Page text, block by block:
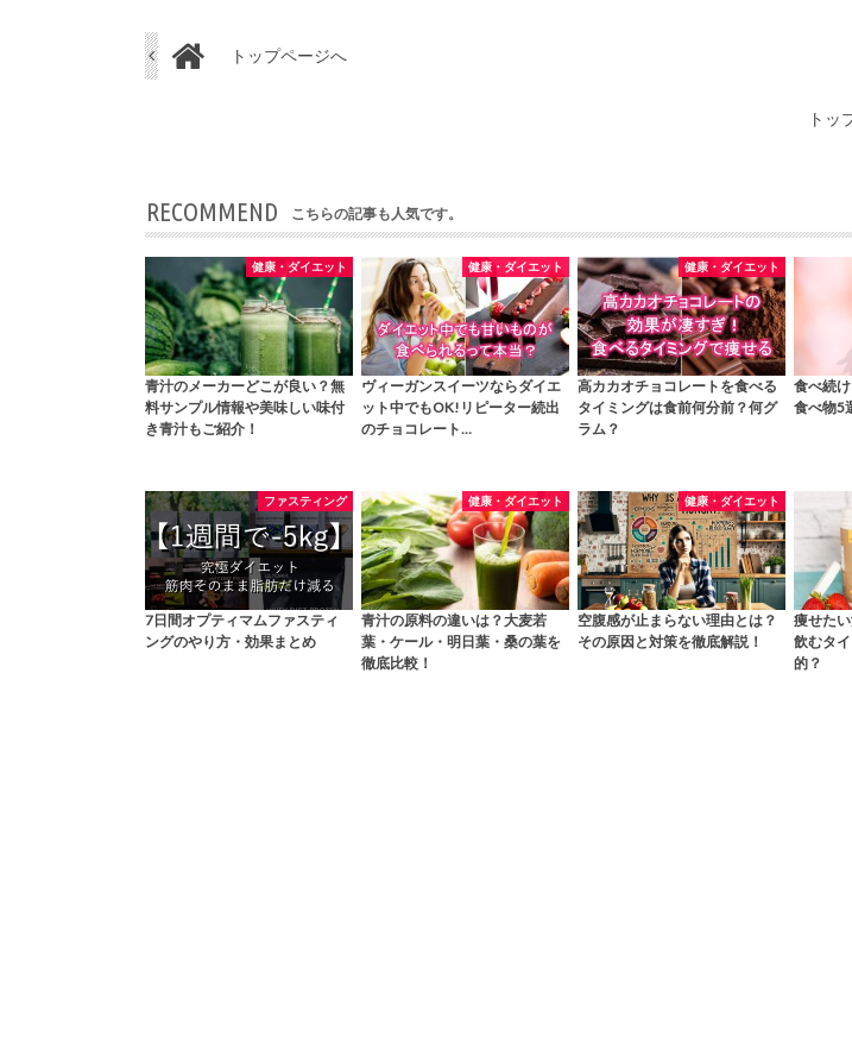
トップページへ
トッ
RECOMMEND こちらの記事も人気です。
健康・ダイエット
青汁のメーカーどこが良い？無
料サンプル情報や美味しい味付
き青汁もご紹介！
健康・ダイエット
ヴィーガンスイーツならダイエ
ット中でもOK!リピーター続出
のチョコレート…
健康・ダイエット
高カカオチョコレートを食べる
タイミングは食前何分前？何グ
ラム？
食べ続
食べ物5
ファスティング
7日間オプティマムファスティ
ングのやり方・効果まとめ
健康・ダイエット
青汁の原料の違いは？大麦若
葉・ケール・明日葉・桑の葉を
徹底比較！
健康・ダイエット
空腹感が止まらない理由とは？
その原因と対策を徹底解説！
痩せた
飲むタ
的？